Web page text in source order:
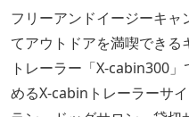
フリーアンドイージーキ
てアウトドアを満喫でき
トレーラー「X-cabin300
めるX-cabinトレーラーサ